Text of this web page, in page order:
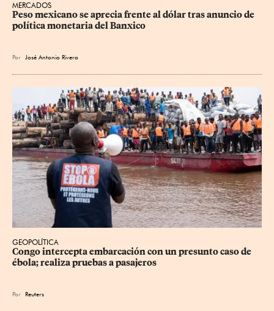
MERCADOS
Peso mexicano se aprecia frente al dólar tras anuncio de
política monetaria del Banxico
Por José Antonio Rivera
GEOPOLÍTICA
Congo intercepta embarcación con un presunto caso de
ébola; realiza pruebas a pasajeros
Por Reuters